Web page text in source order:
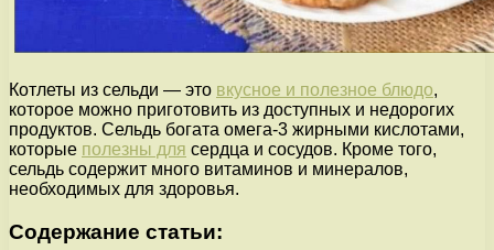
Котлеты из сельди — это вкусное и полезное блюдо,
которое можно приготовить из доступных и недорогих
продуктов. Сельдь богата омега-3 жирными кислотами,
которые полезны для сердца и сосудов. Кроме того,
сельдь содержит много витаминов и минералов,
необходимых для здоровья.
Содержание статьи: